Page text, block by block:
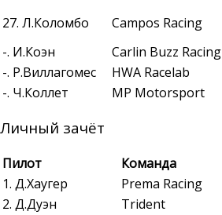
27. Л.Коломбо Campos Racing
-. И.Коэн
Carlin Buzz Racing
-. Р.Виллагомес
HWA Racelab
-. Ч.Коллет
MP Motorsport
Личный зачёт
Пилот Команда
1. Д.Хаугер
Prema Racing
2. Д.Дуэн
Trident